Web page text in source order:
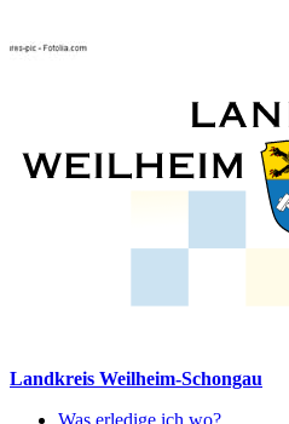
Landkreis Weilheim-Schongau
Was erledige ich wo?